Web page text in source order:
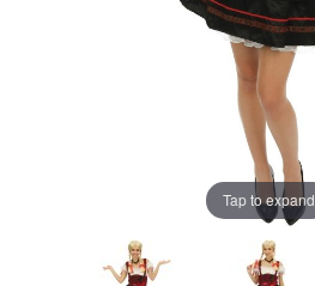
Tap to expand